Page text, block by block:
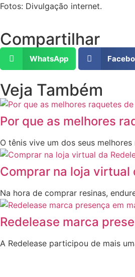
Fotos: Divulgação internet.
Compartilhar
WhatsApp
Veja Também
Por que as melhores
O tênis vive um dos seus
Comprar na loja virtual
Na hora de comprar resinas,
Redelease marca
A Redelease participou de mais